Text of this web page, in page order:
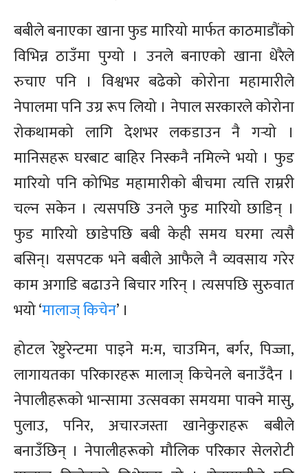
बबीले बनाएका खाना फुड मारियो मार्फत काठमाडौंको
विभिन्न ठाउँमा पुग्यो । उनले बनाएको खाना धेरैले
रुचाए पनि । विश्वभर बढेको कोरोना महामारीले
नेपालमा पनि उग्र रूप लियो । नेपाल सरकारले कोरोना
रोकथामको लागि देशभर लकडाउन नै गर्‍यो ।
मानिसहरू घरबाट बाहिर निस्कनै नमिल्ने भयो । फुड
मारियो पनि कोभिड महामारीको बीचमा त्यत्ति राम्ररी
चल्न सकेन । त्यसपछि उनले फुड मारियो छाडिन् ।
फुड मारियो छाडेपछि बबी केही समय घरमा त्यसै
बसिन्। यसपटक भने बबीले आफैले नै व्यवसाय गरेर
काम अगाडि बढाउने बिचार गरिन् । त्यसपछि सुरुवात
भयो ‘मालाज् किचेन’ ।
होटल रेष्टुरेन्टमा पाइने म:म, चाउमिन, बर्गर, पिज्जा,
लागायतका परिकारहरू मालाज् किचेनले बनाउँदैन ।
नेपालीहरूको भान्सामा उत्सवका समयमा पाक्ने मासु,
पुलाउ, पनिर, अचारजस्ता खानेकुराहरू बबीले
बनाउँछिन् । नेपालीहरूको मौलिक परिकार सेलरोटी